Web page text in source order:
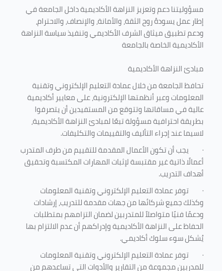
مسؤوليتنا دعم وتعزيز النزاهة الأكاديمية داخل الجامعة في
إطار عمل يسودهُ روح الثقة، والأمانة، والإنصاف، والاحترام،
ودعم تطبيق ميثاق الشرف الأكاديمي وتنفيذ سياسة النزاهة
الأكاديمية الخاصة بالجامعة
مبادئ النزاهة الأكاديمية
تحافظ الجامعة من خلال عمادة التعليم الإلكتروني وتقنية
المعلومات وعبر أنظمتها الإلكترونية، على معايير أكاديمية
عالية في مساقاتها وتتوقع من المستفيدين أن يتصرفوا
بطريقة احترافية مسؤولة تبعًا لمبادئ النزاهة الأكاديمية،
لاسيما عند إجراء التأليف والتقييمات والتكليفات.
· يجب أن تكون الأعمال المقدمة للتقييم من طرف المتدرب
أعمالًا ذاتية غير مقتبسة لإثبات المهارات المكتسبة وتحقيق
أهداف التدريب.
· توفر عمادة التعليم الإلكتروني وتقنية المعلومات
وكذلك جميع شركائها من جهات مقدمة للتدريب، إرشادات
ودعمًا فنيًا متواصلاً للمتدربين لضمان التزامهم بمتطلبات
الحفاظ على النزاهة الأكاديمية وإدراكهم أن عدم الالتزام بها
يُشكل سوء سلوك أكاديمي.
· توفر عمادة التعليم الإلكتروني وتقنية المعلومات
للمدربين مجموعة من التقارير والأدوات التي تساعدهم من